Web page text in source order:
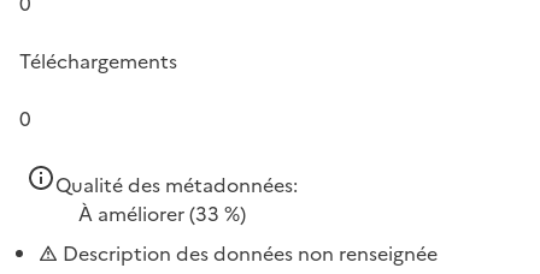
Téléchargements
0
Qualité des métadonnées:
À améliorer(33 %)
Description des données non renseignée